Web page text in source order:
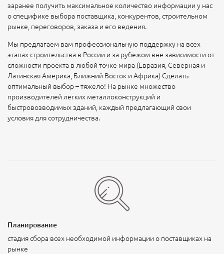
заранее получить максимальное количество информации у нас
о специфике выбора поставщика, конкурентов, строительном
рынке, переговоров, заказа и его ведения.
Мы предлагаем вам профессиональную поддержку на всех
этапах строительства в России и за рубежом вне зависимости от
сложности проекта в любой точке мира (Евразия, Северная и
Латинская Америка, Ближний Восток и Африка) Сделать
оптимальный выбор – тяжело! На рынке множество
производителей легких металлоконструкций и
быстровозводимых зданий, каждый предлагающий свои
условия для сотрудничества.
Планирование
стадия сбора всех необходимой информации о поставщиках на
рынке